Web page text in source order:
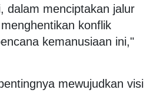
dalam menciptakan jalur
konflik
kemanusiaan ini,"
mewujudkan visi